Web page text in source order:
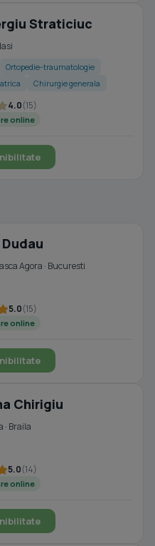
Straticiuc
Ortopedie-traumatologie
Chirurgie generala
4.0(15)
online
Agora · Bucuresti
5.0(15)
online
Chirigiu
Braila
5.0(14)
online